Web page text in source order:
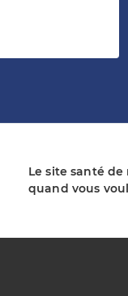
Le site santé de
quand vous